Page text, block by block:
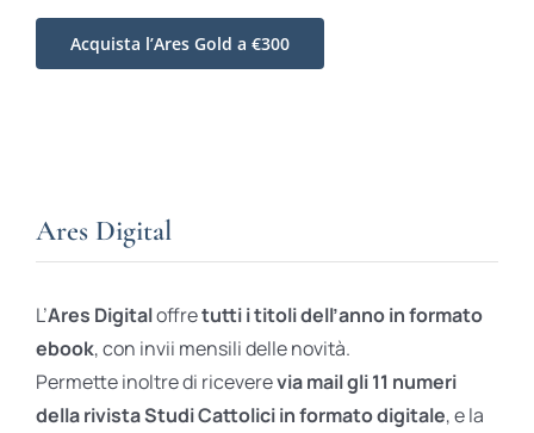
Acquista l’Ares Gold a €300
Ares Digital
L’Ares Digitaloffretutti i titoli dell’anno in formato
ebook, con invii mensili delle novità.
Permette inoltre di riceverevia mail gli 11 numeri
della rivista Studi Cattolici in formato digitale, e la